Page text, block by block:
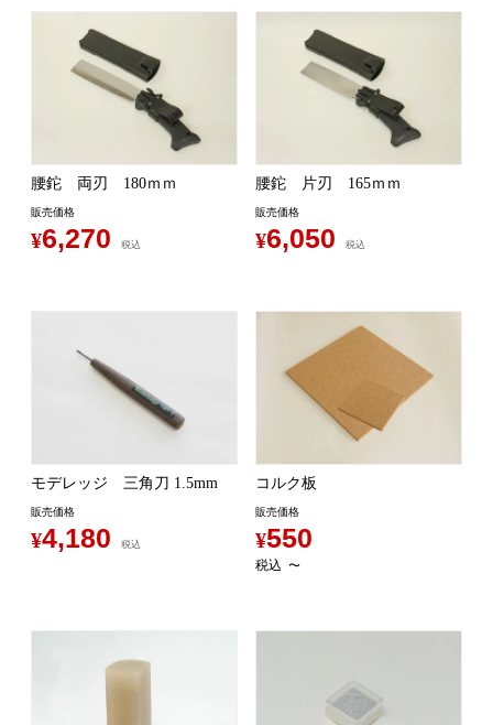
腰鉈 両刃 180ｍｍ
販売価格
¥6,270 税込
腰鉈 片刃 165ｍｍ
販売価格
¥6,050 税込
モデレッジ 三角刀 1.5mm
販売価格
¥4,180 税込
コルク板
販売価格
¥550
税込 〜